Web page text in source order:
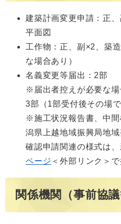
建築計画変更申請：正
平面図
工作物：正、副×2、築
な場合あり）
名義変更等届出：2部
※届出者控えが必要な
3部（1部受付後その場で
※施工状況報告書、中
潟県上越地域振興局地
確認申請関連の様式は
ページ ＜外部リンク＞
関係機関（事前協議